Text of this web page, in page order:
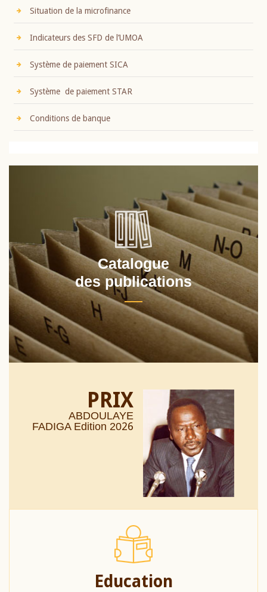
Situation de la microfinance
Indicateurs des SFD de l’UMOA
Système de paiement SICA
Système de paiement STAR
Conditions de banque
Catalogue
des publications
PRIX
ABDOULAYE
FADIGA Edition 2026
Education